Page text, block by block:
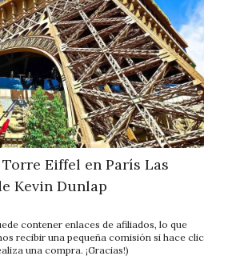
Eiffel en París Las
Kevin Dunlap
contener enlaces de afiliados, lo que
recibir una pequeña comisión si hace clic
una compra. ¡Gracias!)